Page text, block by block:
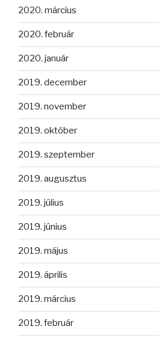
2020. március
2020. február
2020. január
2019. december
2019. november
2019. október
2019. szeptember
2019. augusztus
2019. július
2019. június
2019. május
2019. április
2019. március
2019. február